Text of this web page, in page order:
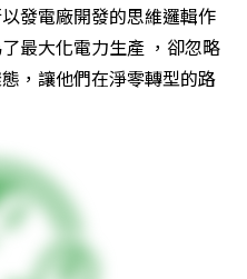
發電廠開發的思維邏輯作
最大化電力生產 ，卻忽略
，讓他們在淨零轉型的路